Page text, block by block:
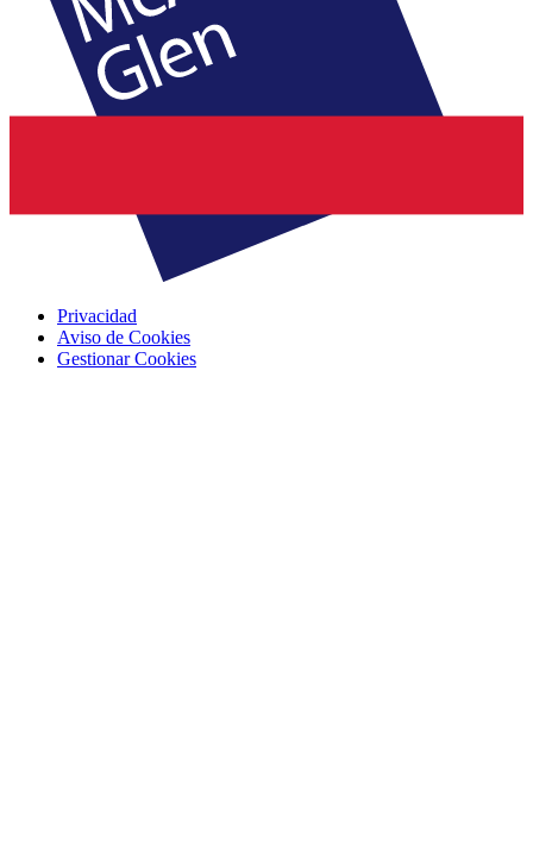
Privacidad
Aviso de Cookies
Gestionar Cookies